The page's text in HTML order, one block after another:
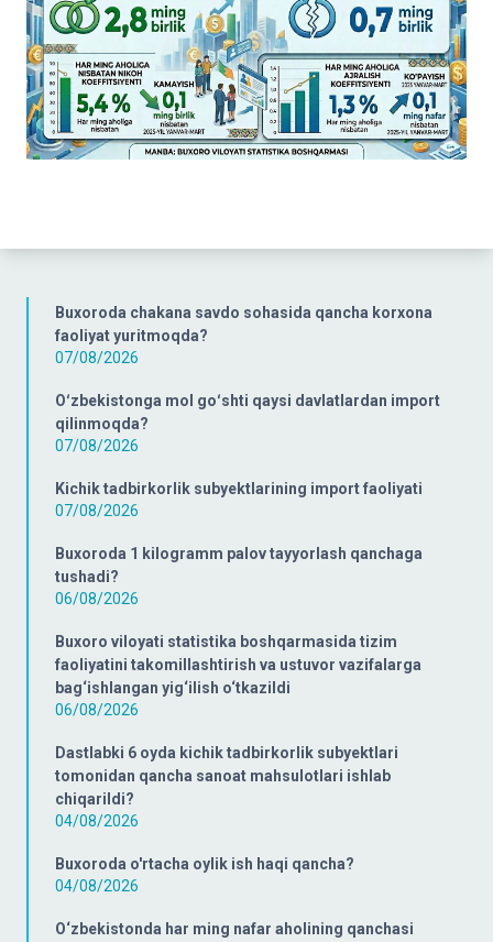
Buxoroda chakana savdo sohasida qancha korxona
faoliyat yuritmoqda?
07/08/2026
Oʻzbekistonga mol goʻshti qaysi davlatlardan import
qilinmoqda?
07/08/2026
Kichik tadbirkorlik subyektlarining import faoliyati
07/08/2026
Buxoroda 1 kilogramm palov tayyorlash qanchaga
tushadi?
06/08/2026
Buxoro viloyati statistika boshqarmasida tizim
faoliyatini takomillashtirish va ustuvor vazifalarga
bag‘ishlangan yig‘ilish o‘tkazildi
06/08/2026
Dastlabki 6 oyda kichik tadbirkorlik subyektlari
tomonidan qancha sanoat mahsulotlari ishlab
chiqarildi?
04/08/2026
Buxoroda o'rtacha oylik ish haqi qancha?
04/08/2026
O‘zbekistonda har ming nafar aholining qanchasi